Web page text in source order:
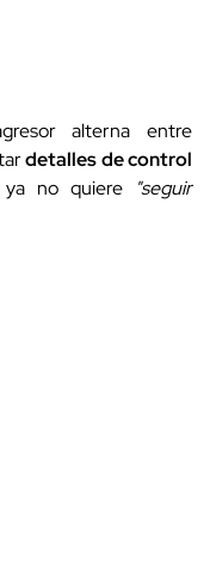
alterna entre
detalles de control
no quiere
"seguir